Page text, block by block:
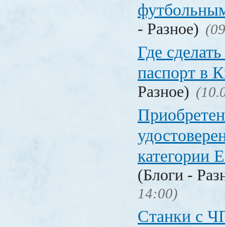
- Разное)
Где
паспорт в
Разное)
категории
(Блоги -
14:00)
Станки с